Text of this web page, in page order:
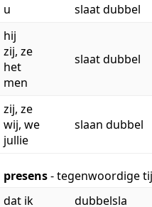
u
slaat dubbel
hij
zij, ze
het
men
slaat dubbel
zij, ze
wij, we
jullie
slaan dubbel
presens- tegenwoordige
dat ik
dubbelsla